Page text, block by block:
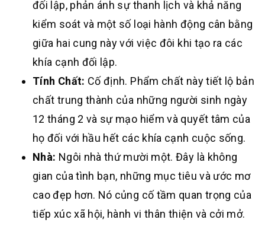
đối lập, phản ánh sự thanh lịch và khả năng
kiểm soát và một số loại hành động cân bằng
giữa hai cung này với việc đôi khi tạo ra các
khía cạnh đối lập.
Tính Chất: Cố định. Phẩm chất này tiết lộ bản
chất trung thành của những người sinh ngày
12 tháng 2 và sự mạo hiểm và quyết tâm của
họ đối với hầu hết các khía cạnh cuộc sống.
Nhà: Ngôi nhà thứ mười một. Đây là không
gian của tình bạn, những mục tiêu và ước mơ
cao đẹp hơn. Nó củng cố tầm quan trọng của
tiếp xúc xã hội, hành vi thân thiện và cởi mở.